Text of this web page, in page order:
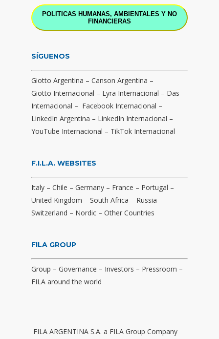
POLITICAS HUMANAS, AMBIENTALES Y NO
FINANCIERAS
SÍGUENOS
Giotto Argentina – Canson Argentina –
Giotto Internacional – Lyra Internacional – Das
Internacional – Facebook Internacional –
LinkedIn Argentina – LinkedIn Internacional –
YouTube Internacional – TikTok Internacional
F.I.L.A. WEBSITES
Italy – Chile – Germany – France – Portugal –
United Kingdom – South Africa – Russia –
Switzerland – Nordic – Other Countries
FILA GROUP
Group – Governance – Investors – Pressroom –
FILA around the world
FILA ARGENTINA S.A. a FILA Group Company